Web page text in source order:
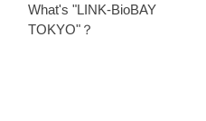
What's "LINK-BioBAY
TOKYO"？